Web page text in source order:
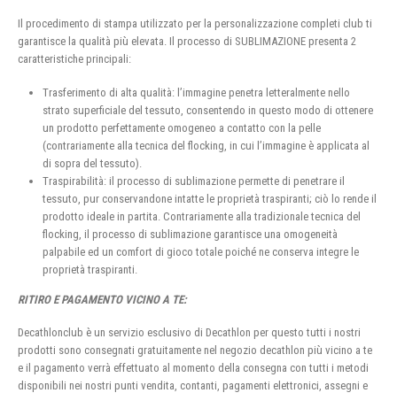
Il procedimento di stampa utilizzato per la personalizzazione completi club ti
garantisce la qualità più elevata. Il processo di SUBLIMAZIONE presenta 2
caratteristiche principali:
Trasferimento di alta qualità: l’immagine penetra letteralmente nello
strato superficiale del tessuto, consentendo in questo modo di ottenere
un prodotto perfettamente omogeneo a contatto con la pelle
(contrariamente alla tecnica del flocking, in cui l’immagine è applicata al
di sopra del tessuto).
Traspirabilità: il processo di sublimazione permette di penetrare il
tessuto, pur conservandone intatte le proprietà traspiranti; ciò lo rende il
prodotto ideale in partita. Contrariamente alla tradizionale tecnica del
flocking, il processo di sublimazione garantisce una omogeneità
palpabile ed un comfort di gioco totale poiché ne conserva integre le
proprietà traspiranti.
RITIRO E PAGAMENTO VICINO A TE:
Decathlonclub è un servizio esclusivo di Decathlon per questo tutti i nostri
prodotti sono consegnati gratuitamente nel negozio decathlon più vicino a te
e il pagamento verrà effettuato al momento della consegna con tutti i metodi
disponibili nei nostri punti vendita, contanti, pagamenti elettronici, assegni e